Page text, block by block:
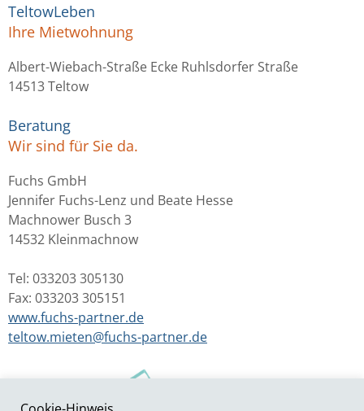
TeltowLeben
Ihre Mietwohnung
Albert-Wiebach-Straße Ecke Ruhlsdorfer Straße
14513 Teltow
Beratung
Wir sind für Sie da.
Fuchs GmbH
Jennifer Fuchs-Lenz und Beate Hesse
Machnower Busch 3
14532 Kleinmachnow
Tel: 033203 305130
Fax: 033203 305151
www.fuchs-partner.de
teltow.mieten@fuchs-partner.de